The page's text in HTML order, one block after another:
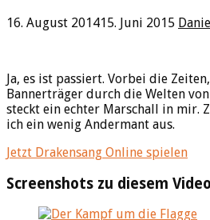
16. August 201415. Juni 2015
Ja, es ist passiert. Vorbei die
Bannerträger durch die Welten
steckt ein echter Marschall in mir.
ich ein wenig Andermant aus.
Jetzt Drakensang Online spielen
Screenshots zu diesem Video